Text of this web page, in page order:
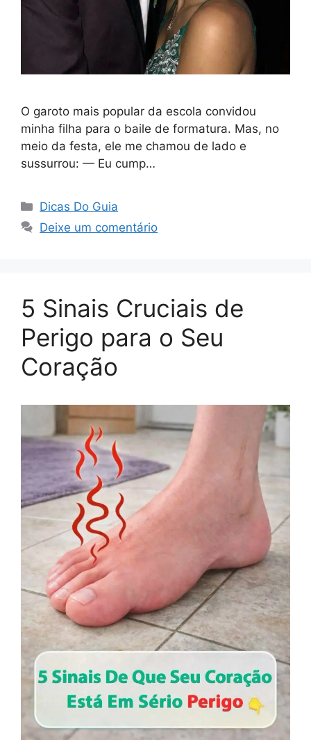
O garoto mais popular da escola convidou
minha filha para o baile de formatura. Mas, no
meio da festa, ele me chamou de lado e
sussurrou: — Eu cump…
Categorias
Dicas Do Guia
Deixe um comentário
5 Sinais Cruciais de
Perigo para o Seu
Coração